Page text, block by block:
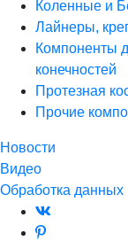
Коленные и
Лайнеры,
Компоненты
конечностей
Протезная
Прочие
Новости
Видео
Обработка данных